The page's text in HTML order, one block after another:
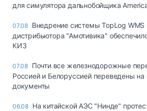
для симулятора дальнобойщика
07.08 Внедрение системы TopLog WMS
дистрибьютора "Амотивика"
КИЗ
07.08 Почти все железнодорожные
Россией и Белоруссией переведены
документы
06.08 На китайской АЭС "Нинде"